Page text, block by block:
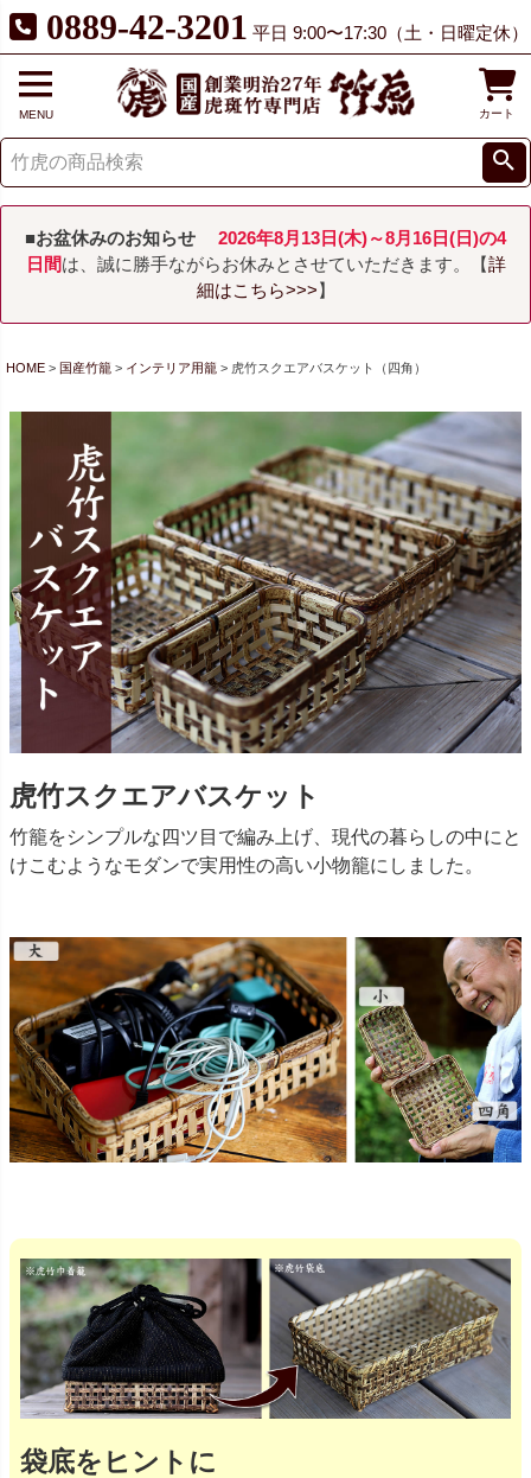
0889-42-3201 平日 9:00〜17:30（土・日曜定休）
MENU カート
■お盆休みのお知らせ
2026年8月13日(木)～8月16日(日)の4
日間は、誠に勝手ながらお休みとさせていただきます。【詳
細はこちら>>> 】
HOME 国産竹籠 インテリア用籠 虎竹スクエアバスケット（四角）
虎竹スクエアバスケット
竹籠をシンプルな四ツ目で編み上げ、現代の暮らしの中にと
けこむようなモダンで実用性の高い小物籠にしました。
袋底をヒントに